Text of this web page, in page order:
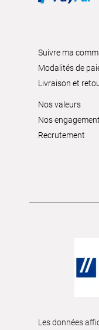
Suivre ma
Modalités de
Livraison et
Nos valeurs
Nos
Recrutement
Les données